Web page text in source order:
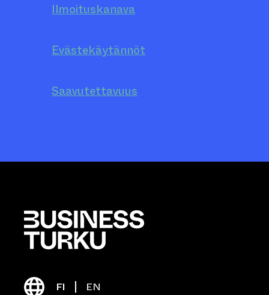
Ilmoituskanava
Evästekäytännöt
Saavutettavuus
FI EN